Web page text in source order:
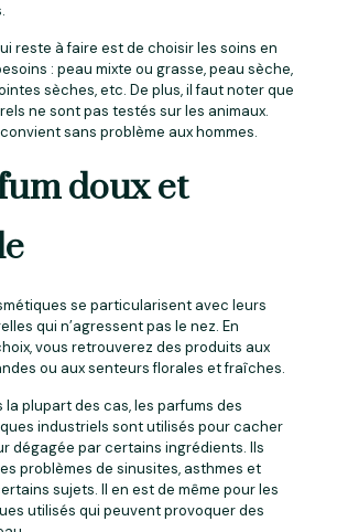
reste à faire est de choisir les soins en
: peau mixte ou grasse, peau sèche,
sèches, etc. De plus, il faut noter que
ne sont pas testés sur les animaux.
sans problème aux hommes.
doux et
se particularisent avec leurs
qui n’agressent pas le nez. En
vous retrouverez des produits aux
ou aux senteurs florales et fraîches.
la plupart des cas, les parfums des
industriels sont utilisés pour cacher
dégagée par certains ingrédients. Ils
problèmes de sinusites, asthmes et
sujets. Il en est de même pour les
utilisés qui peuvent provoquer des